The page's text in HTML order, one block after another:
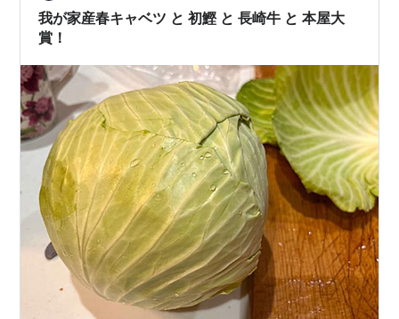
うと、初鰹の旬は4〜6月です。この時期の鰹は脂が少な
く、さっぱりしながらも身に…
我が家産春キャベツ と 初鰹 と 長崎牛 と 本屋大
賞！